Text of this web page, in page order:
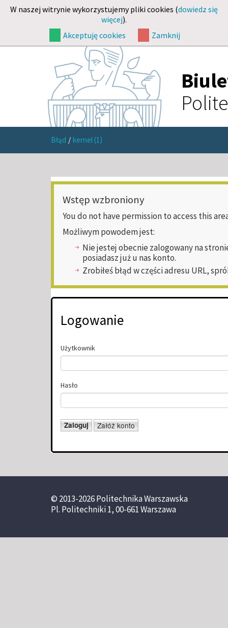
W naszej witrynie wykorzystujemy pliki cookies (dowiedz się
więcej).
Akceptuję cookies
Zamknij
Błąd / kernel (1)
Wstęp wzbroniony
You do not have permission to access this
Możliwym powodem jest:
Nie jestej obecnie zalogowany na
posiadasz już u nas konto.
Zrobiłeś błąd w części adresu URL,
Logowanie
Użytkownik
Hasło
© 2013-2026 Politechnika Warszawska
Pl. Politechniki 1, 00-661 Warszawa